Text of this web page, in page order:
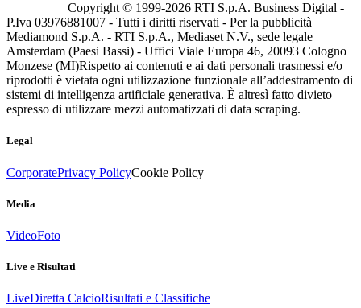
Copyright © 1999-2026 RTI S.p.A. Business Digital -
P.Iva 03976881007 - Tutti i diritti riservati - Per la pubblicità
Mediamond S.p.A. - RTI S.p.A., Mediaset N.V., sede legale
Amsterdam (Paesi Bassi) - Uffici Viale Europa 46, 20093 Cologno
Monzese (MI)Rispetto ai contenuti e ai dati personali trasmessi e/o
riprodotti è vietata ogni utilizzazione funzionale all’addestramento di
sistemi di intelligenza artificiale generativa. È altresì fatto divieto
espresso di utilizzare mezzi automatizzati di data scraping.
Legal
CorporatePrivacy PolicyCookie Policy
Media
VideoFoto
Live e Risultati
LiveDiretta CalcioRisultati e Classifiche